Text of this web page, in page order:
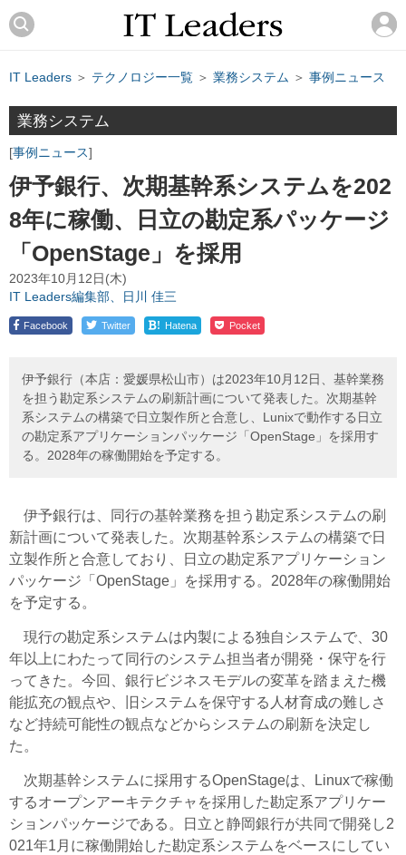
IT Leaders ＞ テクノロジー一覧 ＞ 業務システム ＞ 事例ニュース
業務システム
事例ニュース
伊予銀行、次期基幹系システムを202
8年に稼働、日立の勘定系パッケージ
「OpenStage」を採用
2023年10月12日(木)
IT Leaders編集部、日川 佳三
Facebook Twitter ! Hatena Pocket
伊予銀行（本店：愛媛県松山市）は2023年10月12日、基幹業務
を担う勘定系システムの刷新計画について発表した。次期基幹
系システムの構築で日立製作所と合意し、Lunixで動作する日立
の勘定系アプリケーションパッケージ「OpenStage」を採用す
る。2028年の稼働開始を予定する。
伊予銀行は、同行の基幹業務を担う勘定系システムの刷
新計画について発表した。次期基幹系システムの構築で日
立製作所と合意しており、日立の勘定系アプリケーション
パッケージ「OpenStage」を採用する。2028年の稼働開始
を予定する。
現行の勘定系システムは内製による独自システムで、30
年以上にわたって同行のシステム担当者が開発・保守を行
ってきた。今回、銀行ビジネスモデルの変革を踏まえた機
能拡充の観点や、旧システムを保守する人材育成の難しさ
など持続可能性の観点などからシステムの刷新を決定し
た。
次期基幹システムに採用するOpenStageは、Linuxで稼働
するオープンアーキテクチャを採用した勘定系アプリケー
ションパッケージである。日立と静岡銀行が共同で開発し2
021年1月に稼働開始した勘定系システムをベースにしてい